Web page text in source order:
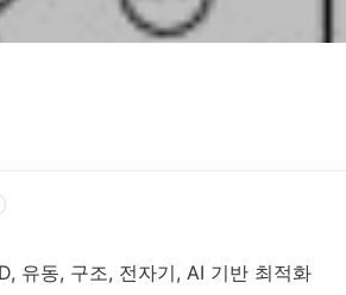
유동, 구조, 전자기, AI 기반 최적화